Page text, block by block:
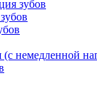
зубов
немедленной